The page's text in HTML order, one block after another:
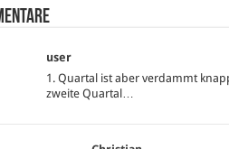
user
1. Quartal ist aber verdammt
zweite Quartal…